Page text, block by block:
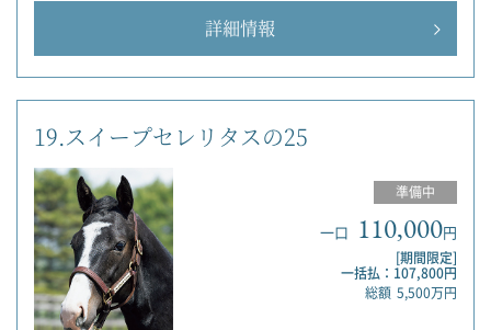
詳細情報
19.スイープセレリタスの25
準備中
一口 110,000円
[期間限定]
一括払：107,800円
総額 5,500万円